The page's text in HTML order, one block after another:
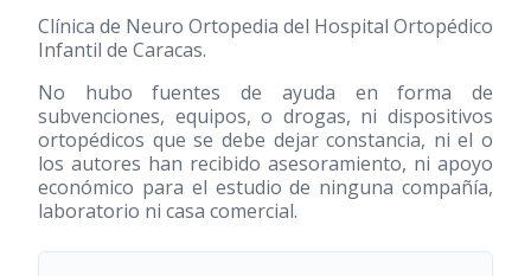
Clínica de Neuro Ortopedia del Hospital Ortopédico
Infantil de Caracas.
No hubo fuentes de ayuda en forma de
subvenciones, equipos, o drogas, ni dispositivos
ortopédicos que se debe dejar constancia, ni el o
los autores han recibido asesoramiento, ni apoyo
económico para el estudio de ninguna compañía,
laboratorio ni casa comercial.